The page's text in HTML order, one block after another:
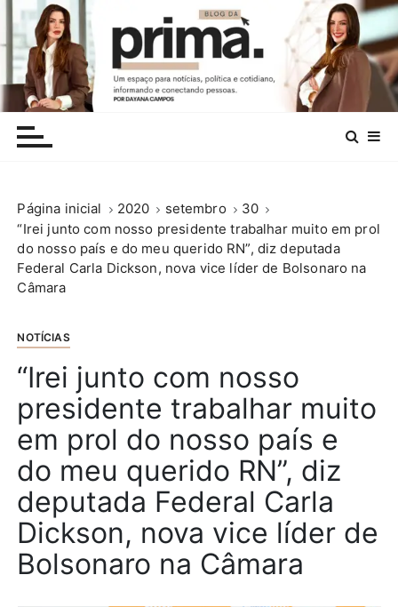
Página inicial 2020 setembro
30
“Irei junto com nosso presidente trabalhar muito em prol
do nosso país e do meu querido RN”, diz deputada
Federal Carla Dickson, nova vice líder de Bolsonaro na
Câmara
NOTÍCIAS
“Irei junto com nosso
presidente trabalhar muito
em prol do nosso país e
do meu querido RN”, diz
deputada Federal Carla
Dickson, nova vice líder de
Bolsonaro na Câmara